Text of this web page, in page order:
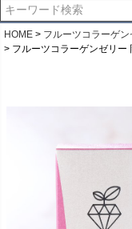
HOME
フルーツコラーゲン
フルーツコラーゲンゼリ